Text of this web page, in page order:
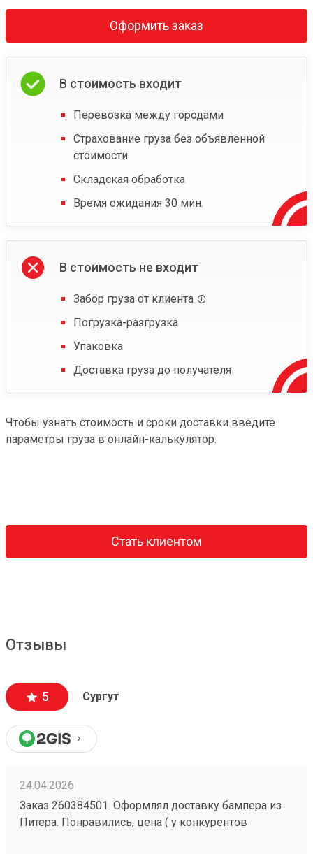
Оформить заказ
В стоимость входит
Перевозка между городами
Страхование груза без объявленной
стоимости
Складская обработка
Время ожидания 30 мин.
В стоимость не входит
Забор груза от клиента
Погрузка-разгрузка
Упаковка
Доставка груза до получателя
Чтобы узнать стоимость и сроки доставки введите
параметры груза в онлайн-калькулятор.
Стать клиентом
Отзывы
5 Сургут
24.04.2026
Заказ 260384501. Оформлял доставку бампера из
Питера. Понравились, цена ( у конкурентов